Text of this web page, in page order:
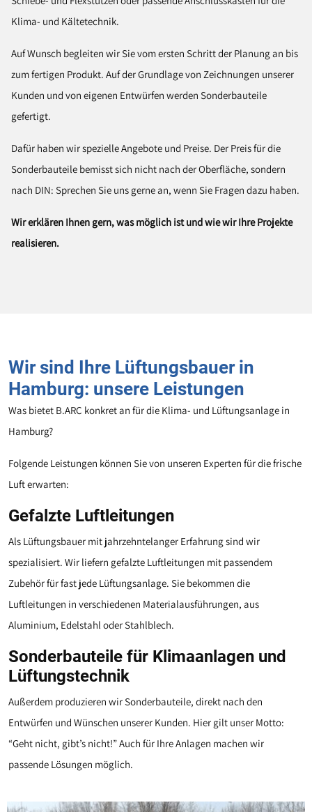
Klima- und Kältetechnik.
Auf Wunsch begleiten wir Sie vom ersten Schritt der Planung an bis
zum fertigen Produkt. Auf der Grundlage von Zeichnungen unserer
Kunden und von eigenen Entwürfen werden Sonderbauteile
gefertigt.
Dafür haben wir spezielle Angebote und Preise. Der Preis für die
Sonderbauteile bemisst sich nicht nach der Oberfläche, sondern
nach DIN: Sprechen Sie uns gerne an, wenn Sie Fragen dazu haben.
Wir erklären Ihnen gern, was möglich ist und wie wir Ihre Projekte
realisieren.
Wir sind Ihre Lüftungsbauer in
Hamburg: unsere Leistungen
Was bietet B.ARC konkret an für die Klima- und Lüftungsanlage in
Hamburg?
Folgende Leistungen können Sie von unseren Experten für die frische
Luft erwarten:
Gefalzte Luftleitungen
Als Lüftungsbauer mit jahrzehntelanger Erfahrung sind wir
spezialisiert. Wir liefern gefalzte Luftleitungen mit passendem
Zubehör für fast jede Lüftungsanlage. Sie bekommen die
Luftleitungen in verschiedenen Materialausführungen, aus
Aluminium, Edelstahl oder Stahlblech.
Sonderbauteile für Klimaanlagen und
Lüftungstechnik
Außerdem produzieren wir Sonderbauteile, direkt nach den
Entwürfen und Wünschen unserer Kunden. Hier gilt unser Motto:
“Geht nicht, gibt’s nicht!” Auch für Ihre Anlagen machen wir
passende Lösungen möglich.